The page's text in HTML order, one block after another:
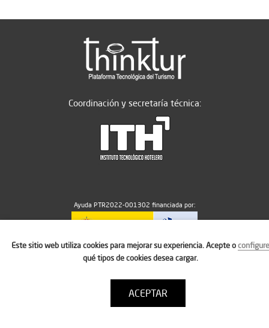
Coordinación y secretaría técnica:
Ayuda PTR2022-001302 financiada por:
MICIU/AEI/10.13039/501100011033
Política de cookies
Condiciones de uso
Este sitio web utiliza cookies para mejorar su experiencia. Acepte oconfigure
qué tipos de cookies desea cargar.
ACEPTAR